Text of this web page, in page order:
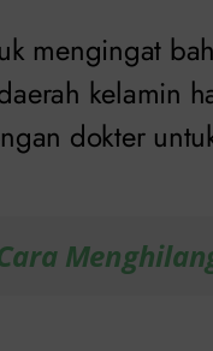
mengingat
kelamin
dokter